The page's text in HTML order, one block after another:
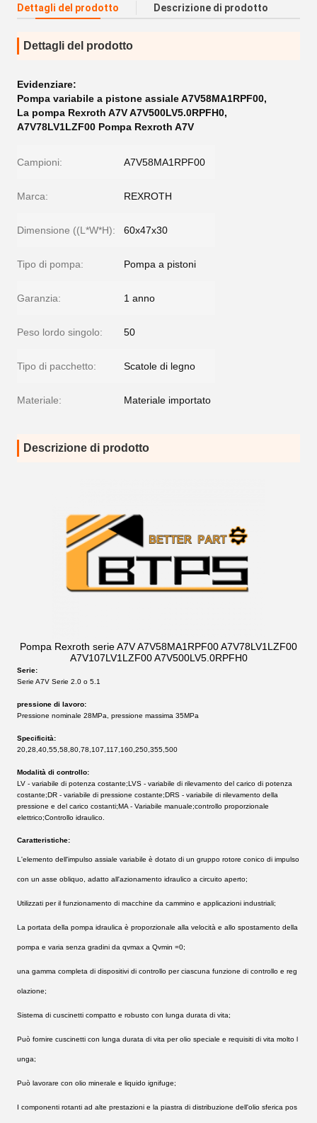
Dettagli del prodotto Descrizione di prodotto
Dettagli del prodotto
Evidenziare:
Pompa variabile a pistone assiale A7V58MA1RPF00,
La pompa Rexroth A7V A7V500LV5.0RPFH0,
A7V78LV1LZF00 Pompa Rexroth A7V
Campioni: A7V58MA1RPF00
Marca: REXROTH
Dimensione ((L*W*H): 60x47x30
Tipo di pompa: Pompa a pistoni
Garanzia: 1 anno
Peso lordo singolo: 50
Tipo di pacchetto: Scatole di legno
Materiale: Materiale importato
Descrizione di prodotto
Pompa Rexroth serie A7V A7V58MA1RPF00 A7V78LV1LZF00
A7V107LV1LZF00 A7V500LV5.0RPFH0
Serie:
Serie A7V Serie 2.0 o 5.1
pressione di lavoro:
Pressione nominale 28MPa, pressione massima 35MPa
Specificità:
20,28,40,55,58,80,78,107,117,160,250,355,500
Modalità di controllo:
LV - variabile di potenza costante;LVS - variabile di rilevamento del carico di potenza
costante;DR - variabile di pressione costante;DRS - variabile di rilevamento della
pressione e del carico costanti;MA - Variabile manuale;controllo proporzionale
elettrico;Controllo idraulico.
Caratteristiche:
L'elemento dell'impulso assiale variabile è dotato di un gruppo rotore conico di impulso
con un asse obliquo, adatto all'azionamento idraulico a circuito aperto;
Utilizzati per il funzionamento di macchine da cammino e applicazioni industriali;
La portata della pompa idraulica è proporzionale alla velocità e allo spostamento della
pompa e varia senza gradini da qvmax a Qvmin =0;
una gamma completa di dispositivi di controllo per ciascuna funzione di controllo e reg
olazione;
Sistema di cuscinetti compatto e robusto con lunga durata di vita;
Può fornire cuscinetti con lunga durata di vita per olio speciale e requisiti di vita molto l
unga;
Può lavorare con olio minerale e liquido ignifuge;
I componenti rotanti ad alte prestazioni e la piastra di distribuzione dell'olio sferica pos